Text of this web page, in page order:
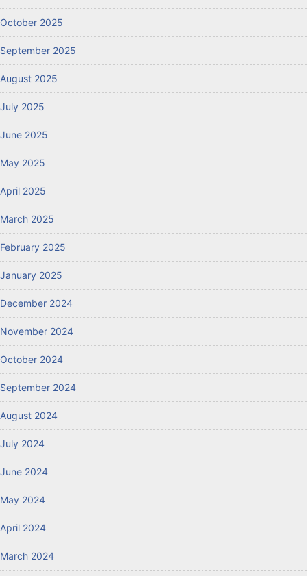
October 2025
September 2025
August 2025
July 2025
June 2025
May 2025
April 2025
March 2025
February 2025
January 2025
December 2024
November 2024
October 2024
September 2024
August 2024
July 2024
June 2024
May 2024
April 2024
March 2024